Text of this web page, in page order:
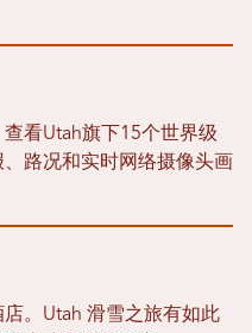
查看Utah旗下15个世界级
路况和实时网络摄像头画
。Utah 滑雪之旅有如此